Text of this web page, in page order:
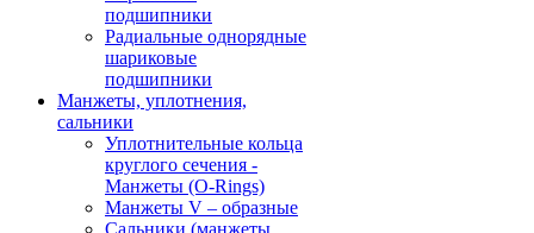
подшипники
Радиальные однорядные
шариковые
подшипники
Манжеты, уплотнения,
сальники
Уплотнительные кольца
круглого сечения -
Манжеты (O-Rings)
Манжеты V – образные
Сальники (манжеты